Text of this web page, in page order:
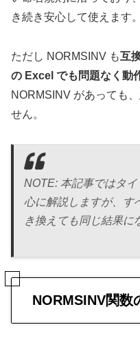
き続き安心して使えます。
ただし NORMSINV も互
の Excel でも問題なく動
NORMSINV があっても
せん。
NOTE: 本記事ではタ
心に解説しますが、す
き換えても同じ結果に
NORMSINV関数